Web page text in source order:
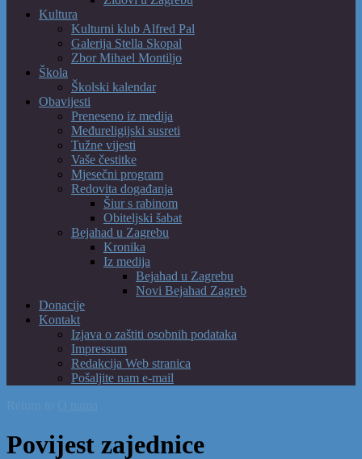
Kultura
Kulturni klub Alfred Pal
Galerija Stella Skopal
Zbor Mihael Montiljo
Škola
Školski kalendar
Obavijesti
Preneseno iz medija
Međureligijski susreti
Tužne vijesti
Vaše čestitke
Mjesečni program
Redovita događanja
Šiur s rabinom
Obiteljski šabat
Bejahad u Zagrebu
Kronika
Iz medija
Bejahad u Zagrebu
Novi Bejahad Zagreb
Donacije
Kontakt
Izjava o zaštiti osobnih podataka
Impressum
Redakcija Web stranica
Pošaljite nam e-mail
Povijest zajednice